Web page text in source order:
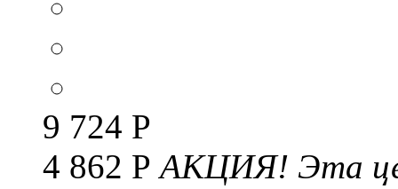
9 724 Р
4 862 РАКЦИЯ! Эта